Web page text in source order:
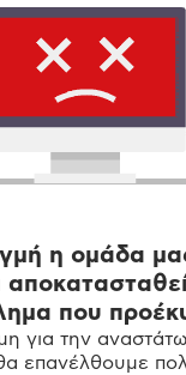
η ομάδα
που
για την
θα επανέλθουμε